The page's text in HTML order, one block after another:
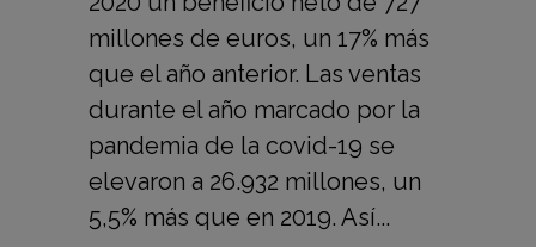
millones de euros, un 17% más
que el año anterior. Las ventas
durante el año marcado por la
pandemia de la covid-19 se
elevaron a 26.932 millones, un
5,5% más que en 2019. Así...